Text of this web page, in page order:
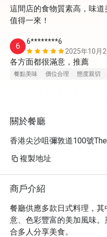
這間店的食物質素高，味
值得一來！
6
6********6
2025年10月
各方面都很滿意，推薦
餐點美味 價位合理 態度親切
關於餐廳
香港尖沙咀彌敦道100號
複製地址
商戶介紹
餐廳供應多款日式料理，
意、色彩豐富的美加風味
合多人分享美食。